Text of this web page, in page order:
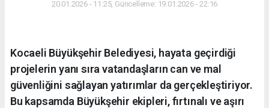
20.01.2026 - 11:25, Güncelleme: 19.01.2026 - 22:16
Kocaeli Büyükşehir Belediyesi, hayata geçirdiği
projelerin yanı sıra vatandaşların can ve mal
güvenliğini sağlayan yatırımlar da gerçekleştiriyor.
Bu kapsamda Büyükşehir ekipleri, fırtınalı ve aşırı